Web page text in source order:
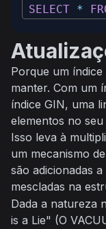
SELECT *
Porque um
manter. Com um
índice GIN, uma
elementos no seu
Isso leva à
um mecanismo
são adicionadas
mescladas na
Dada a natureza
is a Lie" (O